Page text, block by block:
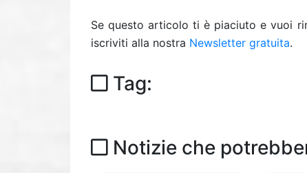
Se questo articolo ti è piaciuto e vuoi
iscriviti alla nostra Newsletter gratuita.
Tag:
Notizie che